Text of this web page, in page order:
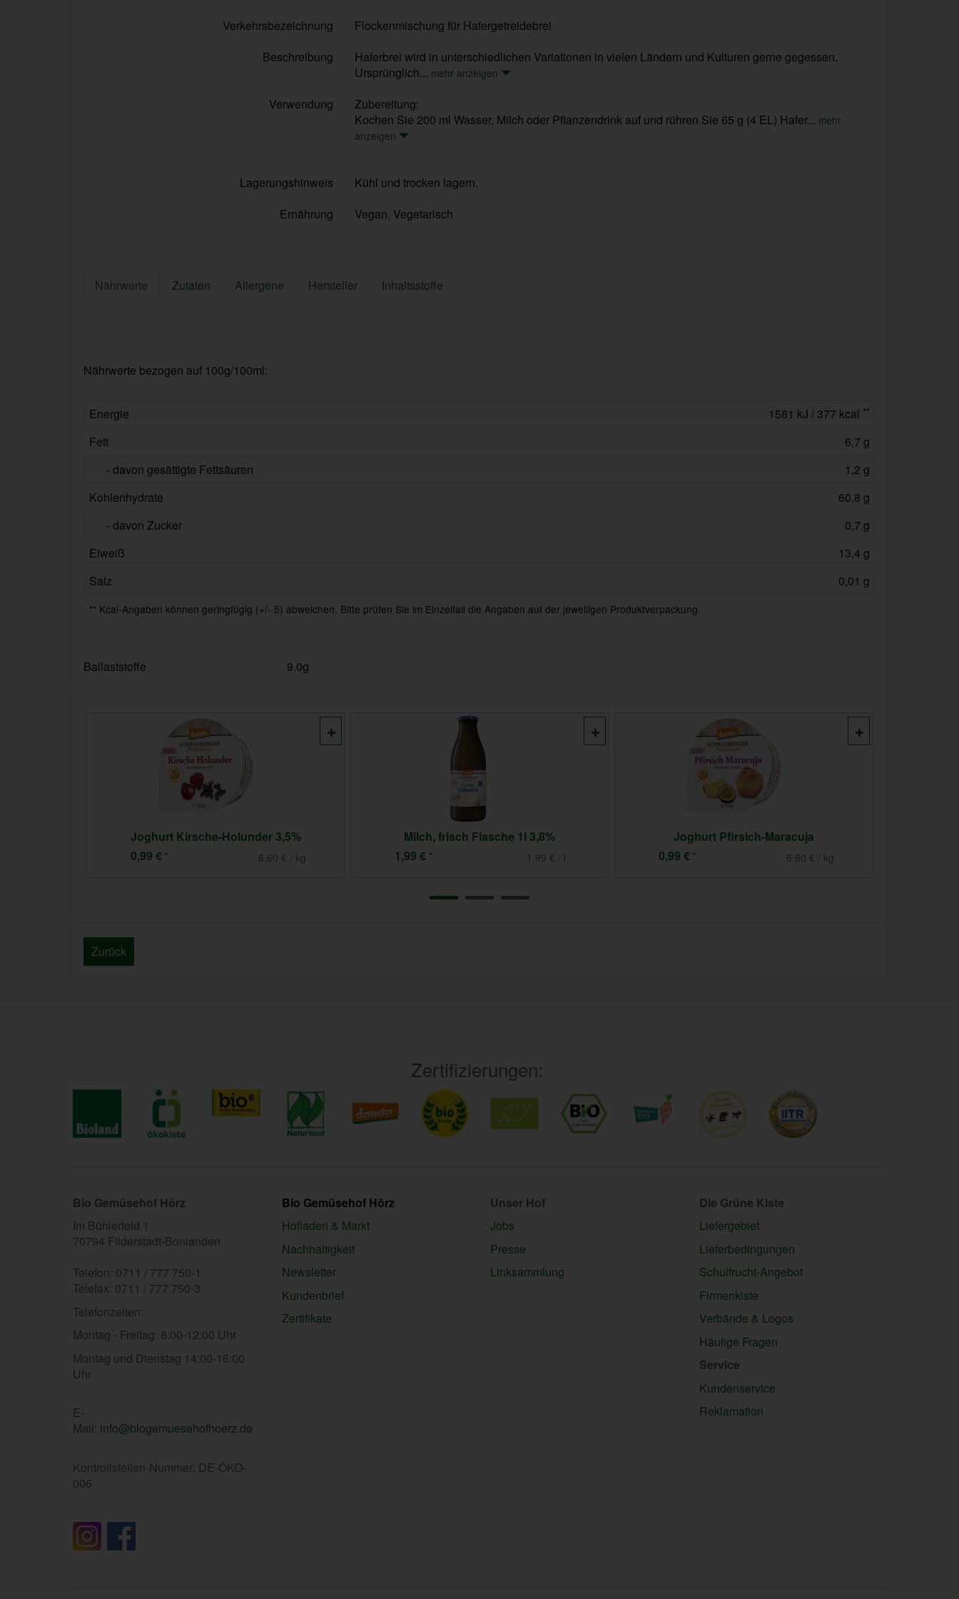
Verkehrsbezeichnung
Flockenmischung für Hafergetreidebrei
Beschreibung
Haferbrei wird in unterschiedlichen Variationen in vielen Ländern und Kulturen gerne gegessen.
Ursprünglich... mehr anzeigen
Verwendung
Zubereitung:
Kochen Sie 200 ml Wasser, Milch oder Pflanzendrink auf und rühren Sie 65 g (4 EL) Hafer... mehr
anzeigen
Lagerungshinweis
Kühl und trocken lagern.
Ernährung
Vegan, Vegetarisch
Nährwerte Zutaten Allergene Hersteller Inhaltsstoffe
Nährwerte bezogen auf 100g/100ml:
Energie 1581 kJ / 377 kcal **
Fett
6,7 g
- davon gesättigte Fettsäuren
1,2 g
Kohlenhydrate
60,8 g
- davon Zucker
0,7 g
Eiweiß
13,4 g
Salz
0,01 g
** Kcal-Angaben können geringfügig (+/- 5) abweichen. Bitte prüfen Sie im Einzelfall die Angaben auf der jeweiligen Produktverpackung.
Ballaststoffe 9.0g
Joghurt Kirsche-Holunder 3,5%
0,99 € * 6,60 € / kg
Milch, frisch Flasche 1l 3,8%
1,99 € * 1,99 € / l
Joghurt Pfirsich-Maracuja
0,99 € * 6,60 € / kg
Zurück
Zertifizierungen:
Bio Gemüsehof Hörz
Im Bühlerfeld 1
70794 Filderstadt-Bonlanden
Telefon: 0711 / 777 750-1
Telefax: 0711 / 777 750-3
Telefonzeiten:
Montag - Freitag: 8:00-12:00 Uhr
Montag und Dienstag 14:00-16:00
Uhr
E-
Mail: info@biogemuesehofhoerz.de
Kontrollstellen-Nummer: DE-ÖKO-
006
Bio Gemüsehof Hörz
Hofladen & Markt
Nachhaltigkeit
Newsletter
Kundenbrief
Zertifikate
Unser Hof
Jobs
Presse
Linksammlung
Die Grüne Kiste
Liefergebiet
Lieferbedingungen
Schulfrucht-Angebot
Firmenkiste
Verbände & Logos
Häufige Fragen
Service
Kundenservice
Reklamation